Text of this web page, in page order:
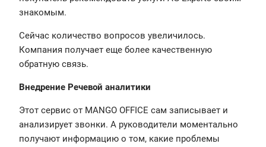
знакомым.
Сейчас количество вопросов увеличилось.
Компания получает еще более качественную
обратную связь.
Внедрение Речевой аналитики
Этот сервис от MANGO OFFICE сам записывает и
анализирует звонки. А руководители моментально
получают информацию о том, какие проблемы